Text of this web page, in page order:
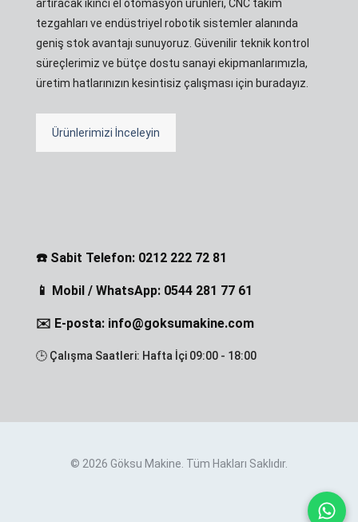
artıracak ikinci el otomasyon ürünleri, CNC takım
tezgahları ve endüstriyel robotik sistemler alanında
geniş stok avantajı sunuyoruz. Güvenilir teknik kontrol
süreçlerimiz ve bütçe dostu sanayi ekipmanlarımızla,
üretim hatlarınızın kesintisiz çalışması için buradayız.
Ürünlerimizi İnceleyin
☎️ Sabit Telefon: 0212 222 72 81
📱 Mobil / WhatsApp: 0544 281 77 61
✉️ E-posta: info@goksumakine.com
🕒 Çalışma Saatleri: Hafta İçi 09:00 - 18:00